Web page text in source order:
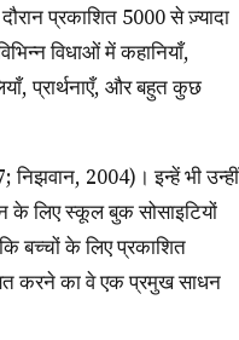
प्रकाशित 5000 से ज़्यादा
विधाओं में कहानियाँ,
प्रार्थनाएँ, और बहुत कुछ
के लिए स्कूल बुक सोसाइटियों
बच्चों के लिए प्रकाशित
करने का वे एक प्रमुख साधन